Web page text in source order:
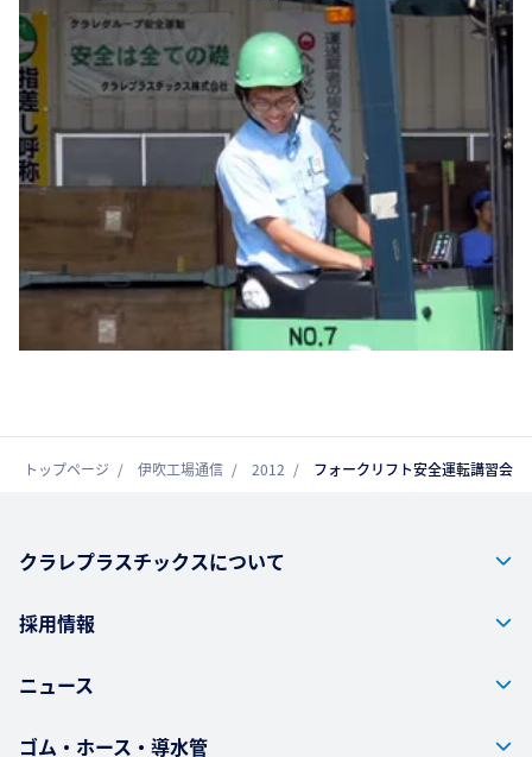
トップページ 伊吹工場通信 2012 フォークリフト安全運転講習会
クラレプラスチックスについて
採用情報
ニュース
ゴム・ホース・導水管